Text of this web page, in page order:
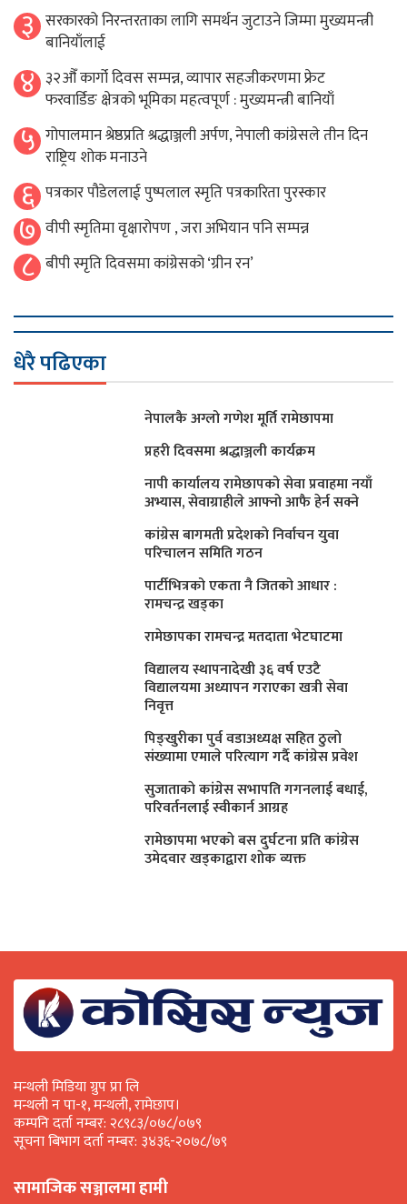
३ सरकारको निरन्तरताका लागि समर्थन जुटाउने जिम्मा मुख्यमन्त्री
बानियाँलाई
४ ३२औँ कार्गो दिवस सम्पन्न, व्यापार सहजीकरणमा फ्रेट
फरवार्डिङ क्षेत्रको भूमिका महत्वपूर्ण : मुख्यमन्त्री बानियाँ
५ गोपालमान श्रेष्ठप्रति श्रद्धाञ्जली अर्पण, नेपाली कांग्रेसले तीन दिन
राष्ट्रिय शोक मनाउने
६ पत्रकार पौडेललाई पुष्पलाल स्मृति पत्रकारिता पुरस्कार
७ वीपी स्मृतिमा वृक्षारोपण , जरा अभियान पनि सम्पन्न
८ बीपी स्मृति दिवसमा कांग्रेसको ‘ग्रीन रन’
धेरै पढिएका
नेपालकै अग्लो गणेश मूर्ति रामेछापमा
प्रहरी दिवसमा श्रद्धाञ्जली कार्यक्रम
नापी कार्यालय रामेछापको सेवा प्रवाहमा नयाँ
अभ्यास, सेवाग्राहीले आफ्नाे आफै हेर्न सक्ने
कांग्रेस बागमती प्रदेशकाे निर्वाचन युवा
परिचालन समिति गठन
पार्टीभित्रको एकता नै जितको आधार :
रामचन्द्र खड्का
रामेछापका रामचन्द्र मतदाता भेटघाटमा
विद्यालय स्थापनादेखी ३६ वर्ष एउटै
विद्यालयमा अध्यापन गराएका खत्री सेवा
निवृत्त
पिङ्खुरीका पुर्व वडाअध्यक्ष सहित ठुलाे
संख्यामा एमाले परित्याग गर्दै कांग्रेस प्रवेश
सुजाताकाे कांग्रेस सभापति गगनलाई बधाई,
परिवर्तनलाई स्वीकार्न आग्रह
रामेछापमा भएकाे बस दुर्घटना प्रति कांग्रेस
उमेदवार खड्काद्वारा शाेक व्यक्त
मन्थली मिडिया ग्रुप प्रा लि
मन्थली न पा-१, मन्थली, रामेछाप।
कम्पनि दर्ता नम्बर: २८९८३/०७८/०७९
सूचना बिभाग दर्ता नम्बर: ३४३६-२०७८/७९
सामाजिक सञ्जालमा हामी